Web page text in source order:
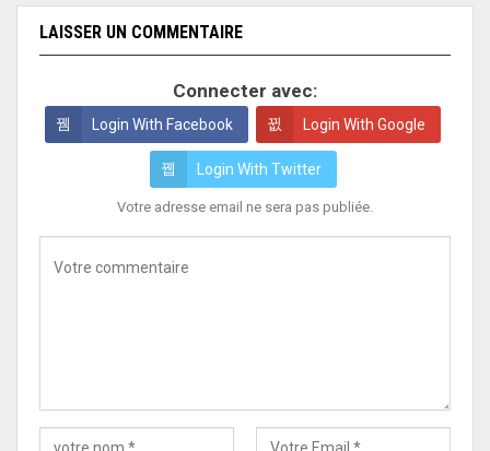
LAISSER UN COMMENTAIRE
Connecter avec:
Login With Facebook Login With Google
Login With Twitter
Votre adresse email ne sera pas publiée.